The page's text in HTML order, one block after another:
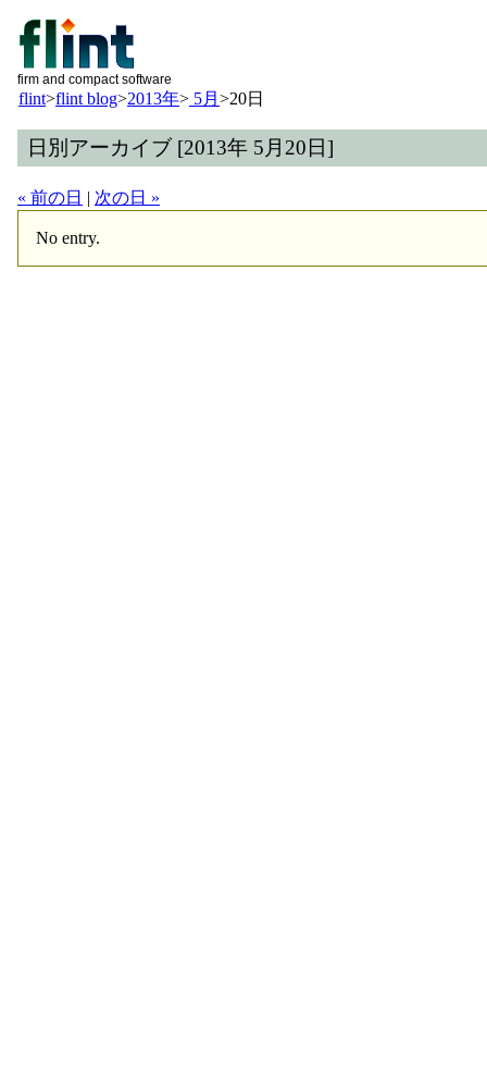
firm and compact software
flint>flint blog>2013年> 5月 >20日
日別アーカイブ [2013年 5月20日]
« 前の日 | 次の日 »
No entry.